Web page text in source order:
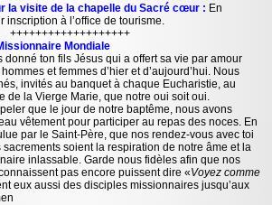
la visite de la chapelle du Sacré cœur : En
inscription à l’office de tourisme.
+++++++++++++++++++
Mondiale
donné ton fils Jésus qui a offert sa vie par amour
et femmes d’hier et d’aujourd’hui. Nous
invités au banquet à chaque Eucharistie, au
de la Vierge Marie, que notre oui soit oui.
que le jour de notre baptême, nous avons
vêtement pour participer au repas des noces. En
par le Saint-Père, que nos rendez-vous avec toi
soient la respiration de notre âme et la
inlassable. Garde nous fidèles afin que nos
pas encore puissent dire «Voyez comme
eux aussi des disciples missionnaires jusqu’aux